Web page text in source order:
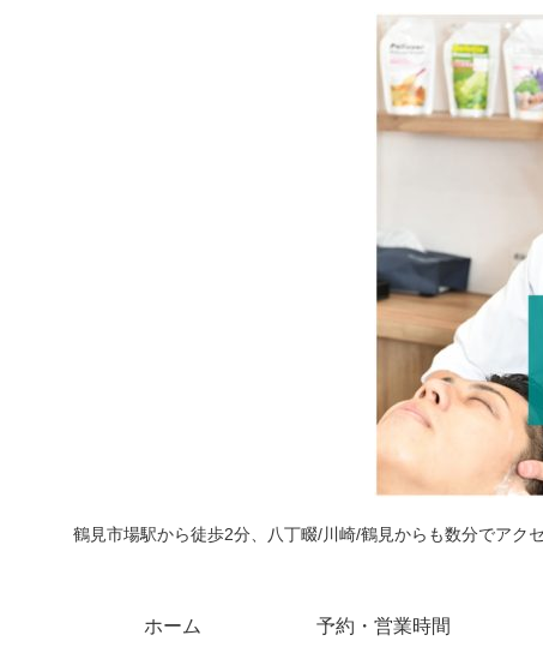
鶴見市場駅から徒歩2分、八丁畷/川崎/鶴見からも数分でアク
ホーム 予約・営業時間